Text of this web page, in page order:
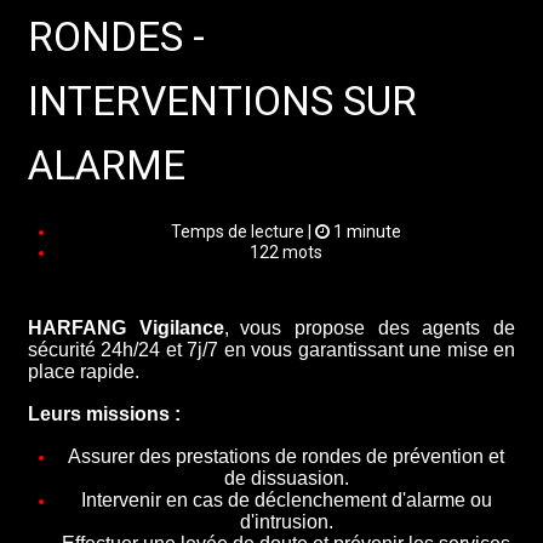
RONDES -
INTERVENTIONS SUR
ALARME
Temps de lecture |
1 minute
122 mots
HARFANG Vigilance,
vous propose des agents de
sécurité 24h/24 et 7j/7 en vous garantissant une mise en
place rapide.
Leurs missions :
Assurer des prestations de rondes de prévention et
de dissuasion.
Intervenir en cas de déclenchement d'alarme ou
d'intrusion.